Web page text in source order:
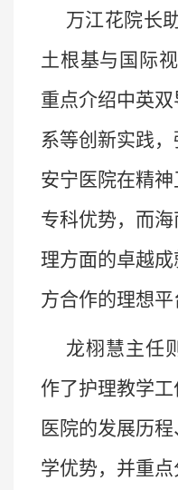
万江花院长
土根基与国际
重点介绍中英
系等创新实践
安宁医院在精
专科优势，而
理方面的卓越
方合作的理想平
龙栩慧主任
作了护理教学
医院的发展历
学优势，并重